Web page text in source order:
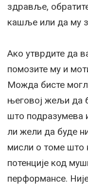
здравље,
кашље или да му
Ако утврдите да
помозите му и
Можда бисте
његовој жељи да
што подразумева
ли жели да буде
мисли о томе што
потенције код
перформансе.